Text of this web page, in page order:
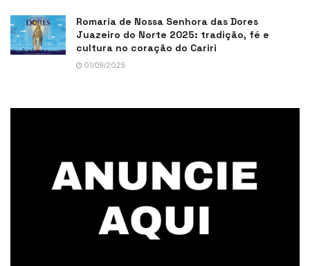
Romaria de Nossa Senhora das Dores
Juazeiro do Norte 2025: tradição, fé e
cultura no coração do Cariri
01/09/2025